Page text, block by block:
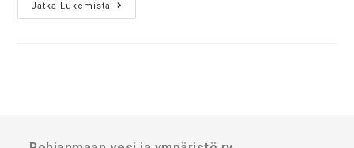
Jatka Lukemista